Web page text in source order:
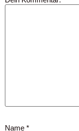
Name *